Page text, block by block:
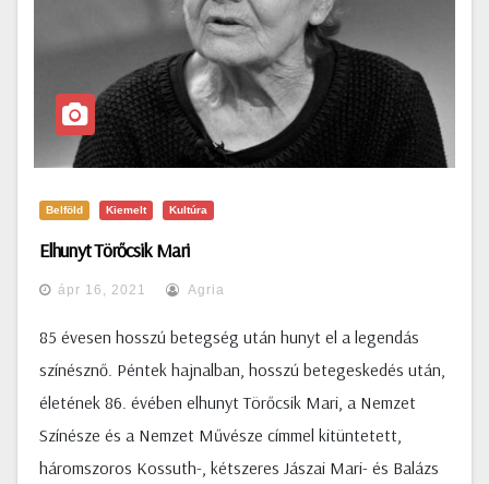
Belföld Kiemelt Kultúra
Elhunyt Törőcsik Mari
ápr 16, 2021 Agria
85 évesen hosszú betegség után hunyt el a legendás
színésznő. Péntek hajnalban, hosszú betegeskedés után,
életének 86. évében elhunyt Törőcsik Mari, a Nemzet
Színésze és a Nemzet Művésze címmel kitüntetett,
háromszoros Kossuth-, kétszeres Jászai Mari- és Balázs